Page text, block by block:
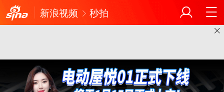
新浪视频 秒拍